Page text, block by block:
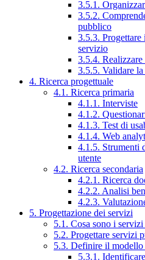
3.5.1.
3.5.2.
pubblico
3.5.3. Progettare
servizio
3.5.4.
3.5.5. Validare
4. Ricerca progettuale
4.1. Ricerca primaria
4.1.1. Interviste
4.1.2.
4.1.3. Test di
4.1.4. Web
4.1.5. Strumenti
utente
4.2. Ricerca secondaria
4.2.1. Ricerca
4.2.2. Analisi
4.2.3.
5. Progettazione dei servizi
5.1. Cosa sono i
5.2. Progettare servizi
5.3. Definire il
5.3.1.